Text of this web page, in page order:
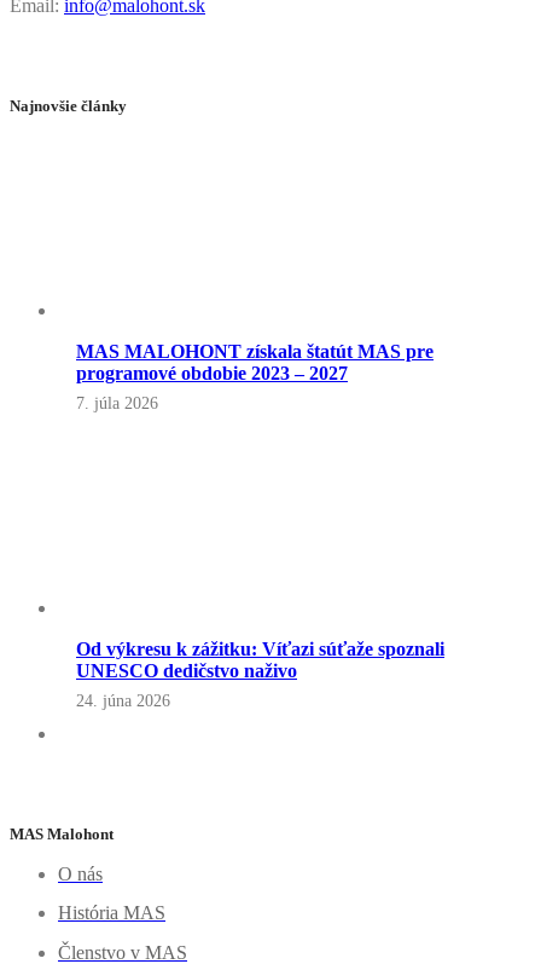
Email: info@malohont.sk
Najnovšie články
MAS MALOHONT získala štatút MAS pre
programové obdobie 2023 – 2027
7. júla 2026
Od výkresu k zážitku: Víťazi súťaže spoznali
UNESCO dedičstvo naživo
24. júna 2026
MAS Malohont
O nás
História MAS
Členstvo v MAS